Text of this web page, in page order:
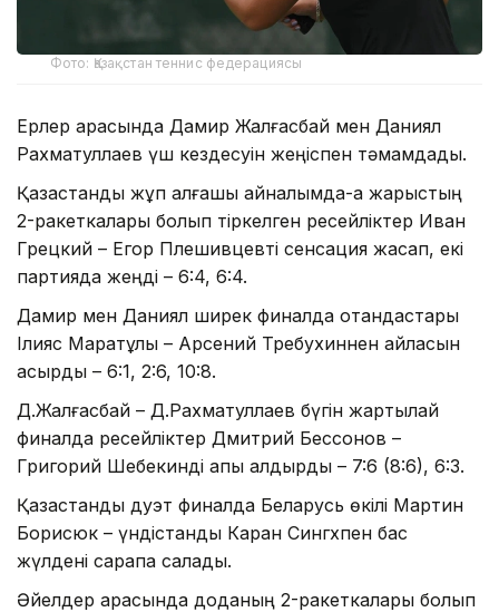
Фото: Қазақстан теннис федерациясы
Ерлер арасында Дамир Жалғасбай мен Даниял
Рахматуллаев үш кездесуін жеңіспен тәмамдады.
Қазақстандық жұп алғашқы айналымда-ақ жарыстың
2-ракеткалары болып тіркелген ресейліктер Иван
Грецкий – Егор Плешивцевті сенсация жасап, екі
партияда жеңді – 6:4, 6:4.
Дамир мен Даниял ширек финалда отандастары
Ілияс Маратұлы – Арсений Требухиннен айласын
асырды – 6:1, 2:6, 10:8.
Д.Жалғасбай – Д.Рахматуллаев бүгін жартылай
финалда ресейліктер Дмитрий Бессонов –
Григорий Шебекинді қапы қалдырды – 7:6 (8:6), 6:3.
Қазақстандық дуэт финалда Беларусь өкілі Мартин
Борисюк – үндістандық Каран Сингхпен бас
жүлдені сарапқа салады.
Әйелдер арасында доданың 2-ракеткалары болып